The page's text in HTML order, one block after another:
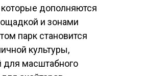
которые дополняются
и зонами
парк становится
культуры,
масштабного